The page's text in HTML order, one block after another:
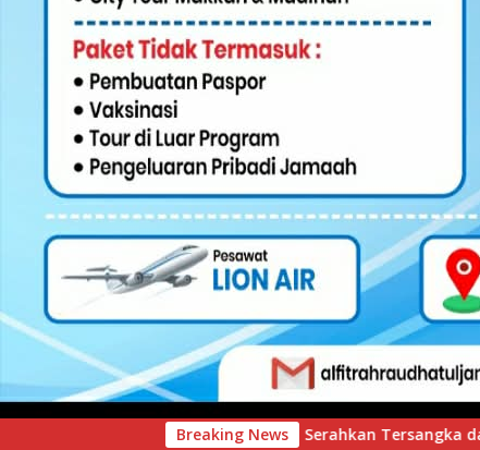
Breaking News
Serahkan Tersangka dan Barang Bukti Kasus Dugaan